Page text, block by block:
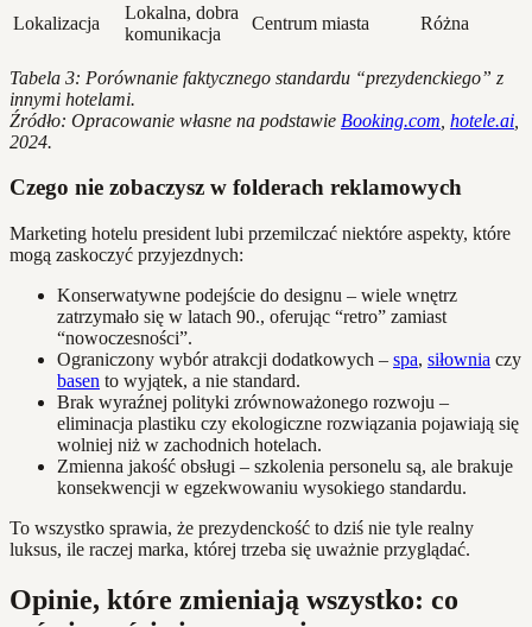
Lokalizacja
Lokalna, dobra
komunikacja
Centrum miasta Różna
Tabela 3: Porównanie faktycznego standardu “prezydenckiego” z
innymi hotelami.
Źródło: Opracowanie własne na podstawie Booking.com hotele.ai
2024.
Czego nie zobaczysz w folderach reklamowych
Marketing hotelu president lubi przemilczać niektóre aspekty, które
mogą zaskoczyć przyjezdnych:
Konserwatywne podejście do designu – wiele wnętrz
zatrzymało się w latach 90., oferując “retro” zamiast
“nowoczesności”.
Ograniczony wybór atrakcji dodatkowych – spa, siłownia czy
basen to wyjątek, a nie standard.
Brak wyraźnej polityki zrównoważonego rozwoju –
eliminacja plastiku czy ekologiczne rozwiązania pojawiają się
wolniej niż w zachodnich hotelach.
Zmienna jakość obsługi – szkolenia personelu są, ale brakuje
konsekwencji w egzekwowaniu wysokiego standardu.
To wszystko sprawia, że prezydenckość to dziś nie tyle realny
luksus, ile raczej marka, której trzeba się uważnie przyglądać.
Opinie, które zmieniają wszystko: co